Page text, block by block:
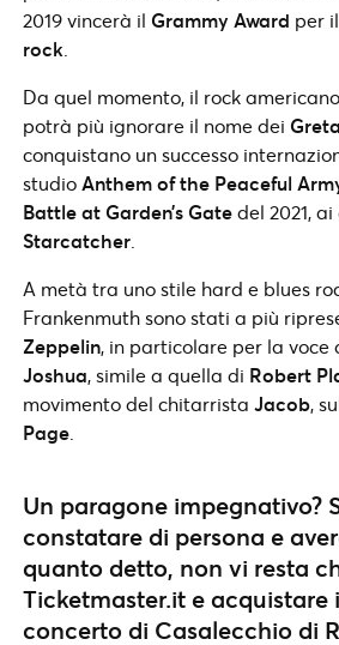
2019 vincerà il Grammy Award per il
rock
Da quel momento, il rock
potrà più ignorare il nome dei
conquistano un successo
studioAnthem of the Peaceful
Battle at Garden’s Gatedel 2021,
Starcatcher
A metà tra uno stile hard e blues
Frankenmuth sono stati a più
Zeppelin, in particolare per la voce
Joshua, simile a quella di Robert
movimento del chitarrista Jacob,
Page
Un paragone impegnativo?
constatare di persona e
quanto detto, non vi resta
Ticketmaster.it e acquistare
concerto di Casalecchio di